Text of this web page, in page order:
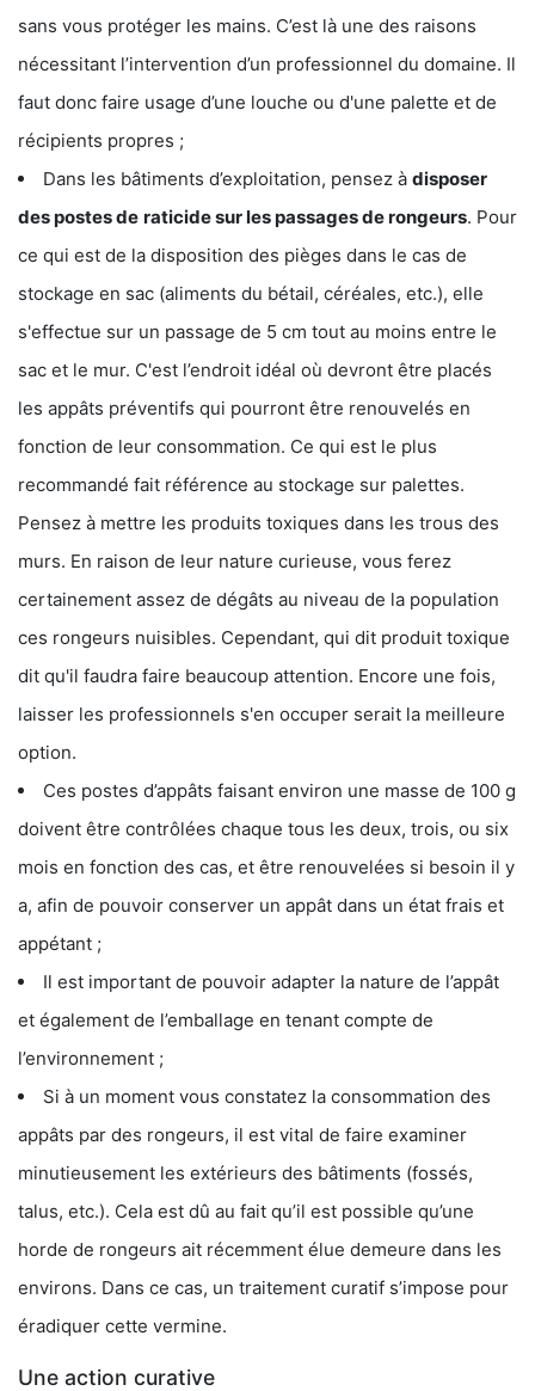
sans vous protéger les mains. C’est là une des raisons
nécessitant l’intervention d’un professionnel du domaine. Il
faut donc faire usage d’une louche ou d'une palette et de
récipients propres ;
Dans les bâtiments d’exploitation, pensez à disposer
des postes de raticide sur les passages de rongeurs. Pour
ce qui est de la disposition des pièges dans le cas de
stockage en sac (aliments du bétail, céréales, etc.), elle
s'effectue sur un passage de 5 cm tout au moins entre le
sac et le mur. C'est l’endroit idéal où devront être placés
les appâts préventifs qui pourront être renouvelés en
fonction de leur consommation. Ce qui est le plus
recommandé fait référence au stockage sur palettes.
Pensez à mettre les produits toxiques dans les trous des
murs. En raison de leur nature curieuse, vous ferez
certainement assez de dégâts au niveau de la population
ces rongeurs nuisibles. Cependant, qui dit produit toxique
dit qu'il faudra faire beaucoup attention. Encore une fois,
laisser les professionnels s'en occuper serait la meilleure
option.
Ces postes d’appâts faisant environ une masse de 100 g
doivent être contrôlées chaque tous les deux, trois, ou six
mois en fonction des cas, et être renouvelées si besoin il y
a, afin de pouvoir conserver un appât dans un état frais et
appétant ;
Il est important de pouvoir adapter la nature de l’appât
et également de l’emballage en tenant compte de
l’environnement ;
Si à un moment vous constatez la consommation des
appâts par des rongeurs, il est vital de faire examiner
minutieusement les extérieurs des bâtiments (fossés,
talus, etc.). Cela est dû au fait qu’il est possible qu’une
horde de rongeurs ait récemment élue demeure dans les
environs. Dans ce cas, un traitement curatif s’impose pour
éradiquer cette vermine.
Une action curative